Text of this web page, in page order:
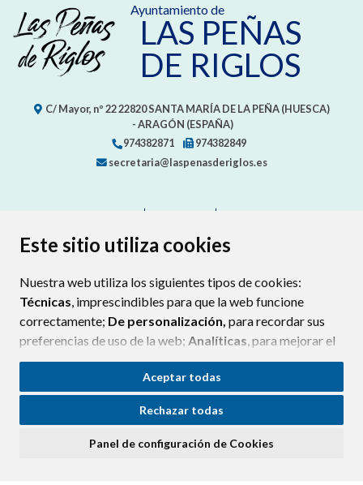
Este sitio utiliza cookies
Nuestra web utiliza los siguientes tipos de cookies:
Técnicas, imprescindibles para que la web funcione
correctamente; De personalización, para recordar sus
preferencias de uso de la web; Analíticas, para mejorar el
funcionamiento de la web y sus servicios.
Si acepta pulsando el botón“Aceptar todas”
consideramos que acepta su uso. Si pulsa el botón
ninguna acción, se guardarán las cookies técnicas
Aceptar todas
Rechazar todas
Panel de configuración de Cookies
Ayuntamiento de
LAS PEÑAS
DE RIGLOS
C/ Mayor, nº 2222820SANTA MARÍA DE LA PEÑA (HUESCA)
- ARAGÓN (ESPAÑA)
974382871
974382849
secretaria@laspenasderiglos.es
PROTECCIÓN DE DATOS
POLÍTICA DE COOKIES